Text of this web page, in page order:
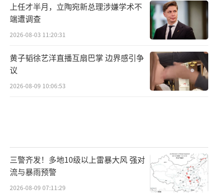
地面电力会紧，但还没紧到只能上天。太
空数据中心要成为“必选项”，前提不是地面
电力紧，而是地面所有可用供给层都被吃完。
这套框架把地面新增供给分成四层：并网供电
改造比特币矿场和已有带电土地表后发电，即
自带电源工业产能和人力扩张。第一层是并网
的电网可靠性余量从2021年的70.2GW降到202
5年的18.3GW，2026年进一步收窄至15.9G
W，2027年转负，到2030年合计缺口约40G
上任才半月，立陶宛新总理涉嫌学术不
端遭调查
2026-08-03 11:20:31
黄子韬徐艺洋直播互扇巴掌 边界感引争
议
2026-08-09 10:06:53
三警齐发！多地10级以上雷暴大风 强对
流与暴雨预警
2026-08-09 07:11:29